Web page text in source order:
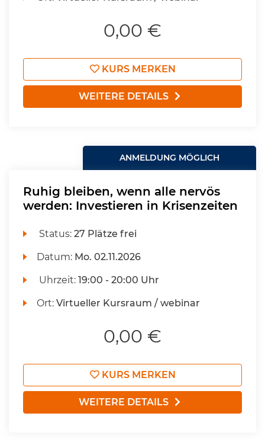
0,00 €
KURS MERKEN
WEITERE DETAILS
ANMELDUNG MÖGLICH
Ruhig bleiben, wenn alle nervös
werden: Investieren in Krisenzeiten
Status:27 Plätze frei
Datum: Mo. 02.11.2026
Uhrzeit:19:00 - 20:00 Uhr
Ort:Virtueller Kursraum / webinar
0,00 €
KURS MERKEN
WEITERE DETAILS